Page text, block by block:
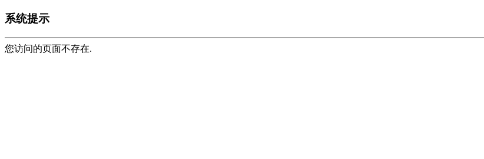
系统提示
您访问的页面不存在.